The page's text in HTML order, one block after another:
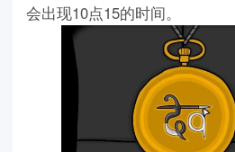
会出现10点15的时间。